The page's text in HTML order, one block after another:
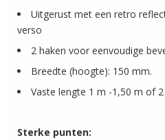
Uitgerust met een retro
verso
2 haken voor eenvoudige
Breedte (hoogte): 150 mm.
Vaste lengte 1 m -1,50 m of
Sterke punten: